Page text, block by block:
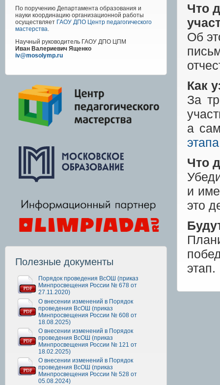
По поручению Департамента образования и
науки координацию организационной работы
осуществляет ГАОУ ДПО Центр педагогического
мастерства.
Научный руководитель ГАОУ ДПО ЦПМ
Иван Валериевич Ященко
iv@mosolymp.ru
Полезные документы
Порядок проведения ВсОШ (приказ
Минпросвещения России № 678 от
27.11.2020)
О внесении изменений в Порядок
проведения ВсОШ (приказ
Минпросвещения России № 608 от
18.08.2025)
О внесении изменений в Порядок
проведения ВсОШ (приказ
Минпросвещения России № 121 от
18.02.2025)
О внесении изменений в Порядок
проведения ВсОШ (приказ
Минпросвещения России № 528 от
05.08.2024)
Что
Об
Как
За
а
этапа
Что
и
это
этап.